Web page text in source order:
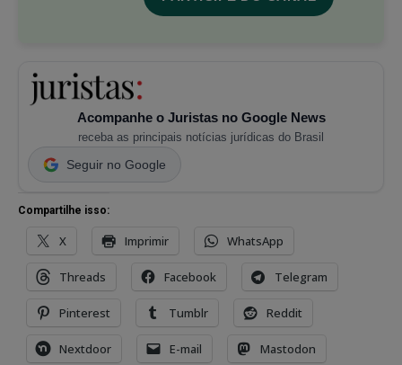
Acompanhe o Juristas no Google News
receba as principais notícias jurídicas do Brasil
Seguir no Google
Compartilhe isso:
X Imprimir WhatsApp
Threads Facebook Telegram
Pinterest Tumblr Reddit
Nextdoor E-mail Mastodon